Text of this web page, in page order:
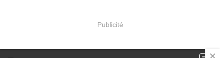
Publicité